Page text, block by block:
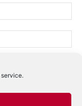
articole noi.